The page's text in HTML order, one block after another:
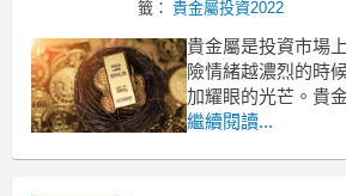
籤： 貴金屬投資2022
貴金屬是投資市場
險情緒越濃烈的時
加耀眼的光芒。貴
很多，投資者不要
繼續閱讀...